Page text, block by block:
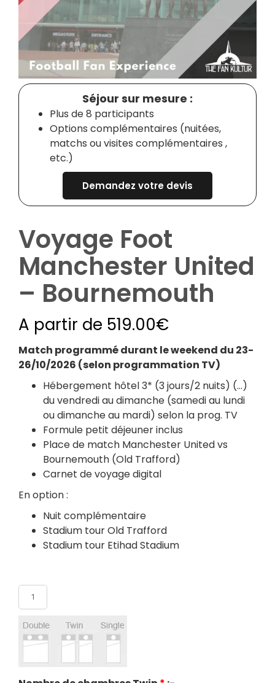
Séjour sur mesure :
Plus de 8 participants
Options complémentaires (nuitées,
matchs ou visites complémentaires ,
etc.)
Demandez votre devis
Voyage Foot
Manchester United
– Bournemouth
A partir de 519.00€
Match programmé durant le weekend du 23-
26/10/2026 (selon programmation TV)
Hébergement hôtel 3* (3 jours/2 nuits) (…)
du vendredi au dimanche (samedi au lundi
ou dimanche au mardi) selon la prog. TV
Formule petit déjeuner inclus
Place de match Manchester United vs
Bournemouth (Old Trafford)
Carnet de voyage digital
En option :
Nuit complémentaire
Stadium tour Old Trafford
Stadium tour Etihad Stadium